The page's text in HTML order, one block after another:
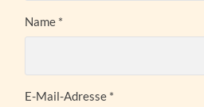
Name *
E-Mail-Adresse *